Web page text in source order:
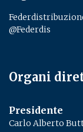
@Federdis
Organi
Presidente
Carlo Alberto